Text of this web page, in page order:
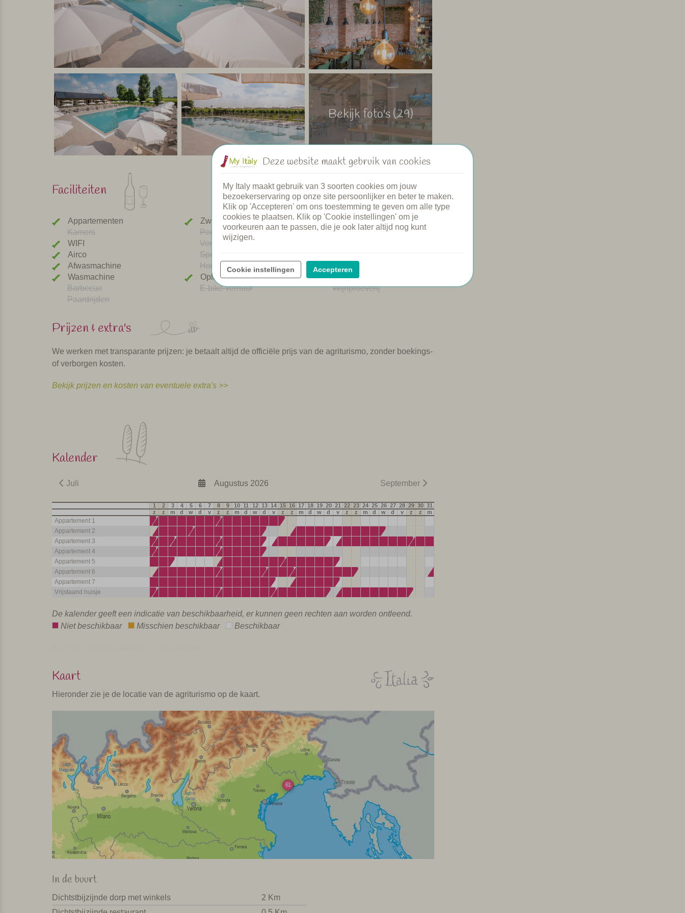
sommige appartementen kan een extra bed bijgeplaatst worden. Alle appartementen zijn voorzien van
wifi, televisie, horren voor de ramen, airconditioning en een wasmachine. Buiten zijn er gedeelde
terrassen en buitenruimtes, met voldoende tafels en stoelen in zowel de zon als de schaduw.
Kortom
Deze agriturismo combineert het rustige plattelandsleven en de natuur met de nabijheid van het strand en
levendige badplaatsen. Dankzij de aanwezigheid van een gezellige bar, restaurant en een ruim zwembad,
hoef je de auto niet altijd te pakken en kun je hier ontspannen genieten van een zorgeloze vakantie.
Persoonlijk geselecteerd en bezocht door Margot De Kruif – My Italy Bekijk foto's (29)
Faciliteiten
Appartementen Zwembad
Restaurant
Kamers
Peuterbadje
Gezamenlijke diners
WIFI
Verwarmd zwembad
Airco
Speeltuintje
Afwasmachine
Honden welkom
Kookcursus
Wasmachine
Oplaadpunt auto
Spa
Barbecue
E-bike verhuur
Wijnproeverij
Paardrijden
Prijzen & extra's
We werken met transparante prijzen: je betaalt altijd de officiële prijs van de agriturismo, zonder boekings-
of verborgen kosten.
Bekijk prijzen en kosten van eventuele extra's >>
Kalender
Juli Augustus 2026 September
1 2 3 4 5 6 7 8 9 10 11 12 13 14 15 16 17 18 19 20 21 22 23 24 25 26 27 28 29 30 31
z
z m d w d v z z m d w d v z z m d w d v z z m d w d v z z m
Appartement 1
Appartement 2
Appartement 3
Appartement 4
Appartement 5
Appartement 6
Appartement 7
Vrijstaand huisje
De kalender geeft een indicatie van beschikbaarheid, er kunnen geen rechten aan worden ontleend.
Niet beschikbaar
Misschien beschikbaar Beschikbaar
Kaart
Hieronder zie je de locatie van de agriturismo op de kaart.
61
In de buurt
Dichtstbijzijnde dorp met winkels
2 Km
Deze website maakt gebruik van cookies
My Italy maakt gebruik van 3 soorten cookies om jouw
bezoekerservaring op onze site persoonlijker en beter te maken.
Klik op 'Accepteren' om ons toestemming te geven om alle type
cookies te plaatsen. Klik op 'Cookie instellingen' om je
voorkeuren aan te passen, die je ook later altijd nog kunt
wijzigen.
Cookie instellingen Accepteren